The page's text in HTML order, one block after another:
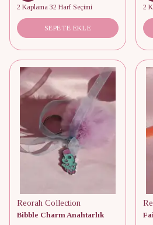
2 Kaplama 32 Harf Seçimi
SEPETE EKLE
2
Reorah Collection
Bibble Charm Anahtarlık